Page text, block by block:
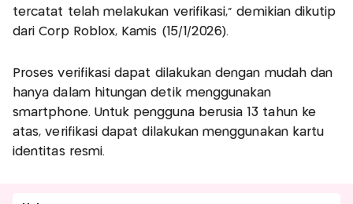
tercatat telah melakukan verifikasi," demikian dikutip
dari Corp Roblox, Kamis (15/1/2026).
Proses verifikasi dapat dilakukan dengan mudah dan
hanya dalam hitungan detik menggunakan
smartphone. Untuk pengguna berusia 13 tahun ke
atas, verifikasi dapat dilakukan menggunakan kartu
identitas resmi.